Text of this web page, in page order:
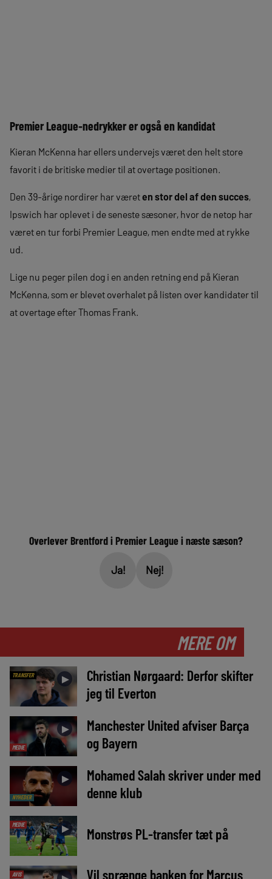
Premier League-nedrykker er også en kandidat
Kieran McKenna har ellers undervejs været den helt store
favorit i de britiske medier til at overtage positionen.
Den 39-årige nordirer har væreten stor del af den succes,
Ipswich har oplevet i de seneste sæsoner, hvor de netop har
været en tur forbi Premier League, men endte med at rykke
ud.
Lige nu peger pilen dog i en anden retning end på Kieran
McKenna, som er blevet overhalet på listen over kandidater til
at overtage efter Thomas Frank.
Overlever Brentford i Premier League i næste sæson?
Ja! Nej!
MERE OM
TRANSFER ►
Christian Nørgaard: Derfor skifter
jeg til Everton
MEDIE
►
Manchester United afviser Barça
og Bayern
NYHEDER
►
Mohamed Salah skriver under med
denne klub
MEDIE ► Monstrøs PL-transfer tæt på
AVIS Vil sprænge banken for Marcus